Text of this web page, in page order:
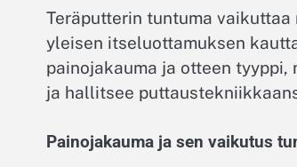
Teräputterin tuntuma
yleisen itseluottamuksen
painojakauma ja otteen
ja hallitsee
Painojakauma ja sen vaikutus